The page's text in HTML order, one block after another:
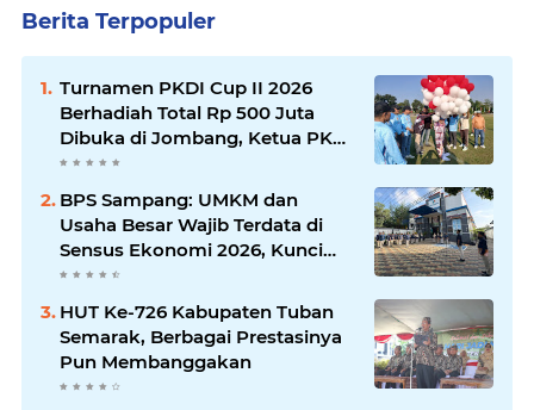
Berita Terpopuler
Turnamen PKDI Cup II 2026
Berhadiah Total Rp 500 Juta
Dibuka di Jombang, Ketua PKDI
Jatim Syaifullah Mahdi: Ajang
Komunikasi Antar-Kades untuk
Memajukan Desa
BPS Sampang: UMKM dan
Usaha Besar Wajib Terdata di
Sensus Ekonomi 2026, Kunci
Kebijakan Tepat Sasaran
HUT Ke-726 Kabupaten Tuban
Semarak, Berbagai Prestasinya
Pun Membanggakan